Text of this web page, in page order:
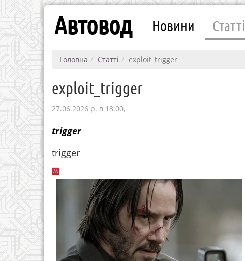
Автовод Новини Статті
Головна Статті exploit_trigger
exploit_trigger
27.06.2026 р. в 13:00,
trigger
trigger